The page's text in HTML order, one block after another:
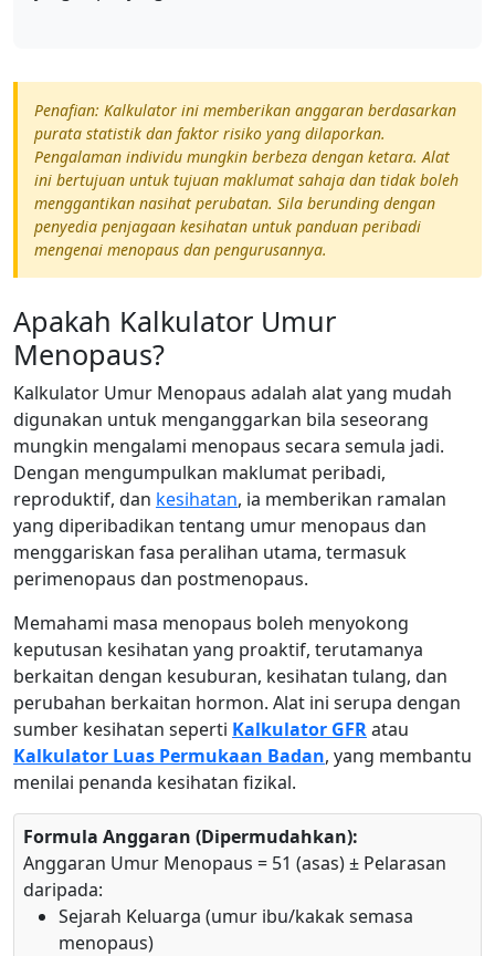
Penafian: Kalkulator ini memberikan anggaran berdasarkan
purata statistik dan faktor risiko yang dilaporkan.
Pengalaman individu mungkin berbeza dengan ketara. Alat
ini bertujuan untuk tujuan maklumat sahaja dan tidak boleh
menggantikan nasihat perubatan. Sila berunding dengan
penyedia penjagaan kesihatan untuk panduan peribadi
mengenai menopaus dan pengurusannya.
Apakah Kalkulator Umur
Menopaus?
Kalkulator Umur Menopaus adalah alat yang mudah
digunakan untuk menganggarkan bila seseorang
mungkin mengalami menopaus secara semula jadi.
Dengan mengumpulkan maklumat peribadi,
reproduktif, dan kesihatan, ia memberikan ramalan
yang diperibadikan tentang umur menopaus dan
menggariskan fasa peralihan utama, termasuk
perimenopaus dan postmenopaus.
Memahami masa menopaus boleh menyokong
keputusan kesihatan yang proaktif, terutamanya
berkaitan dengan kesuburan, kesihatan tulang, dan
perubahan berkaitan hormon. Alat ini serupa dengan
sumber kesihatan seperti Kalkulator GFRatau
Kalkulator Luas Permukaan Badan, yang membantu
menilai penanda kesihatan fizikal.
Formula Anggaran (Dipermudahkan):
Anggaran Umur Menopaus = 51 (asas) ± Pelarasan
daripada:
Sejarah Keluarga (umur ibu/kakak semasa
menopaus)